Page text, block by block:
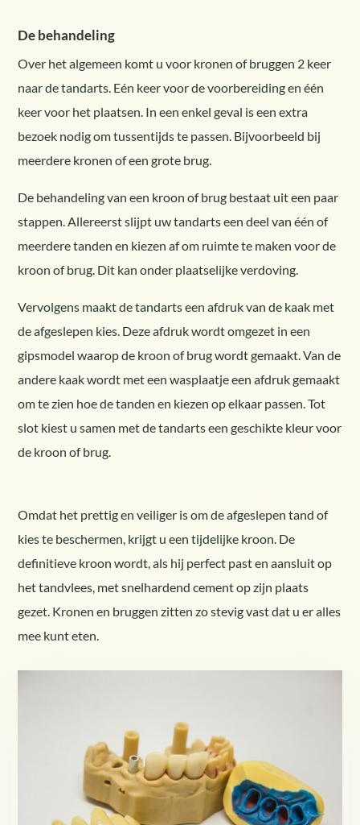
De behandeling
Over het algemeen komt u voor kronen of bruggen 2 keer
naar de tandarts. Eén keer voor de voorbereiding en één
keer voor het plaatsen. In een enkel geval is een extra
bezoek nodig om tussentijds te passen. Bijvoorbeeld bij
meerdere kronen of een grote brug.
De behandeling van een kroon of brug bestaat uit een paar
stappen. Allereerst slijpt uw tandarts een deel van één of
meerdere tanden en kiezen af om ruimte te maken voor de
kroon of brug. Dit kan onder plaatselijke verdoving.
Vervolgens maakt de tandarts een afdruk van de kaak met
de afgeslepen kies. Deze afdruk wordt omgezet in een
gipsmodel waarop de kroon of brug wordt gemaakt. Van de
andere kaak wordt met een wasplaatje een afdruk gemaakt
om te zien hoe de tanden en kiezen op elkaar passen. Tot
slot kiest u samen met de tandarts een geschikte kleur voor
de kroon of brug.
Omdat het prettig en veiliger is om de afgeslepen tand of
kies te beschermen, krijgt u een tijdelijke kroon. De
definitieve kroon wordt, als hij perfect past en aansluit op
het tandvlees, met snelhardend cement op zijn plaats
gezet. Kronen en bruggen zitten zo stevig vast dat u er alles
mee kunt eten.